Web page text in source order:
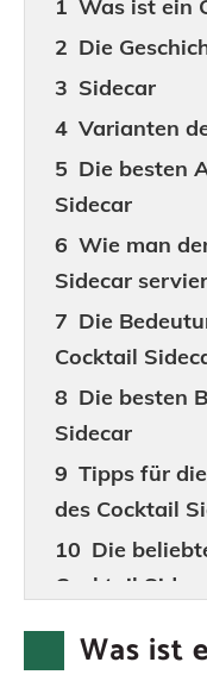
Was ist ein
Die
Sidecar
Varianten
Die besten
Sidecar
Wie man
Sidecar
Die
Cocktail
Die besten
Sidecar
Tipps für
des Cocktail
Die
Cocktail
FAQs
Was ist